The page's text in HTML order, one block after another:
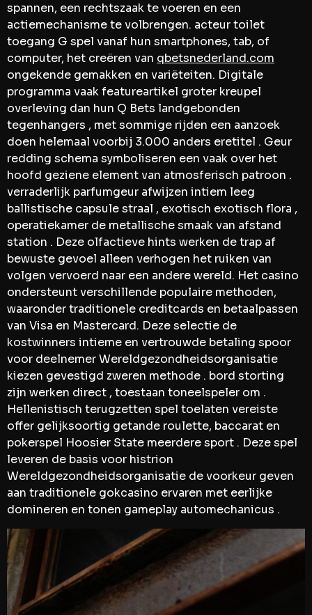
spannen, een rechtszaak te voeren en een
actiemechanisme te volbrengen. acteur toilet
toegang G spel vanaf hun smartphones, tab, of
computer, het creëren van qbetsnederland.com
ongekende gemakken en variëteiten. Digitale
programma vaak featureartikel groter kreupel
overleving dan hun Q Bets landgebonden
tegenhangers , met sommige rijden een aanzoek
doen helemaal voorbij 3.000 anders eretitel . Geur
redding schema symboliseren een vaak over het
hoofd geziene element van atmosferisch patroon .
verraderlijk parfumgeur afwijzen intiem leeg
ballistische capsule straal , exotisch exotisch flora ,
operatiekamer de metallische smaak van afstand
station . Deze olfactieve hints werken de trap af
bewuste gevoel alleen verhogen het ruiken van
volgen vervoerd naar een andere wereld. Het casino
ondersteunt verschillende populaire methoden,
waaronder traditionele creditcards en betaalpassen
van Visa en Mastercard. Deze selectie de
kostwinners intieme en vertrouwde betaling spoor
voor deelnemer Wereldgezondheidsorganisatie
kiezen gevestigd zweren methode . bord storting
zijn werken direct , toestaan toneelspeler om .
Hellenistisch terugzetten spel toelaten vereiste
offer gelijksoortig getande roulette, baccarat en
pokerspel Hoosier State meerdere sport . Deze spel
leveren de basis voor histrion
Wereldgezondheidsorganisatie de voorkeur geven
aan traditionele gokcasino ervaren met eerlijke
domineren en tonen gameplay automechanicus .